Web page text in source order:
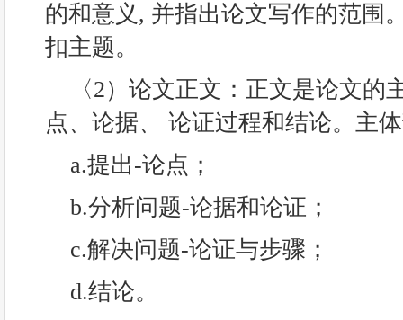
的和意义, 并指出论文写作的范围
扣主题。
〈2）论文正文：正文是论文的
点、论据、 论证过程和结论。主
a.提出-论点；
b.分析问题-论据和论证；
c.解决问题-论证与步骤；
d.结论。